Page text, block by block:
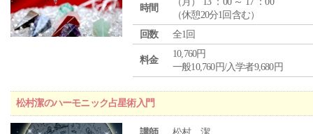
時間
（休憩20分1回含む）
回数
全1回
料金
10,760円
一般10,760円/入学者9,680円
松村潔のハーモニック占星術入門